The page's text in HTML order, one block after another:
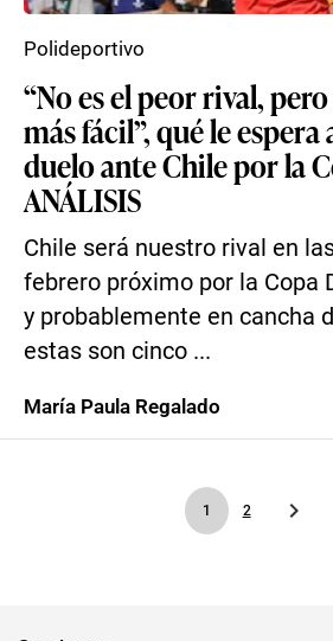
“No es el peor rival,
más fácil”, qué le espera
duelo ante Chile por la
ANÁLISIS
Chile será nuestro rival en
febrero próximo por la Copa
y probablemente en cancha
estas son cinco ...
Polideportivo
María Paula Regalado
1 2